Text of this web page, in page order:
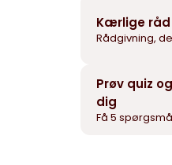
Kærlige
Rådgivning,
Prøv quiz
dig
Få 5